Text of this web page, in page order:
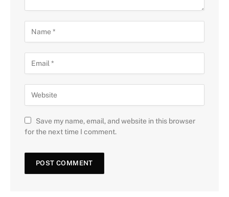
Save my name, email, and website in this browser
for the next time I comment.